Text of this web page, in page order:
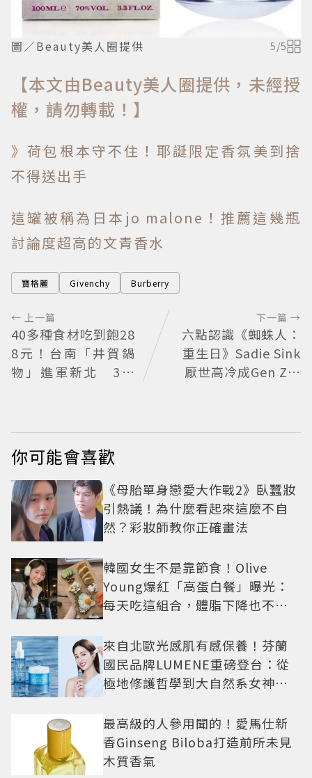
圖／Beauty美人圈提供 5/5
【本文由Beauty美人圈提供，未經授
權，請勿轉載！】
》荷包根本守不住！耶誕限定香氛美到捨
不得送出手
這罐被稱為日本jo malone！推薦這幾瓶
討論度超高的文青香水
寶格麗 Givenchy Burberry
← 上一篇
40多種食材吃到飽28
8元！台南「井賀鍋
物」進軍新北 3人
下一篇 →
六點認識《蜘蛛人：
重生日》Sadie Sink
厭世高冷成Gen Z新
你可能會喜歡
《母胎單身戀愛大作戰2》臥蠶妝
引熱議！為什麼看起來這麼不自
然？彩妝師教你正確畫法
韓國女生不是靠節食！Olive
Young爆紅「高蛋白餐」曝光：
每天吃這組合，體脂下降也不怕
來自北歐光感肌有感保養！芬蘭
國民品牌LUMENE重磅登台：從
極地修護哲學到大自然系女神莫
最高級的人參用聞的！愛馬仕新
香Ginseng Biloba打造前所未見
木質香氣